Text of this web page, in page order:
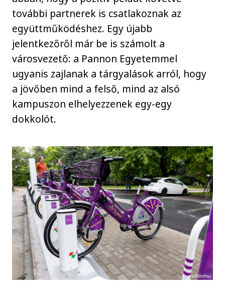
további partnerek is csatlakoznak az
együttműködéshez. Egy újabb
jelentkezőről már be is számolt a
városvezető: a Pannon Egyetemmel
ugyanis zajlanak a tárgyalások arról, hogy
a jövőben mind a felső, mind az alsó
kampuszon elhelyezzenek egy-egy
dokkolót.